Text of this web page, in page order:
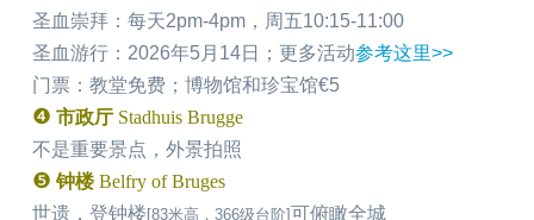
圣血崇拜：每天2pm-4pm，周五10:15-11:00
圣血游行：2026年5月14日；更多活动参考这里>>
门票：教堂免费；博物馆和珍宝馆€5
❹ 市政厅 Stadhuis Brugge
不是重要景点，外景拍照
❺ 钟楼 Belfry of Bruges
世遗，登钟楼 [83米高，366级台阶]可俯瞰全城